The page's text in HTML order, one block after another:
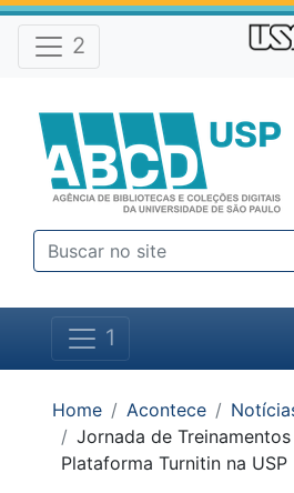
e Ferramentas do site
Ir para o conteúdo [1]
Ir para o menu [2]
Ir para a busca [3]
2
1
Home Acontece
Jornada de
Plataforma Turnitin na USP